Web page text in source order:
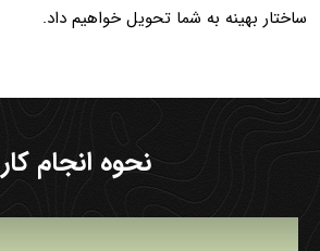
ساختار بهینه به شما تحویل خواهیم داد.
نحوه انجام کار